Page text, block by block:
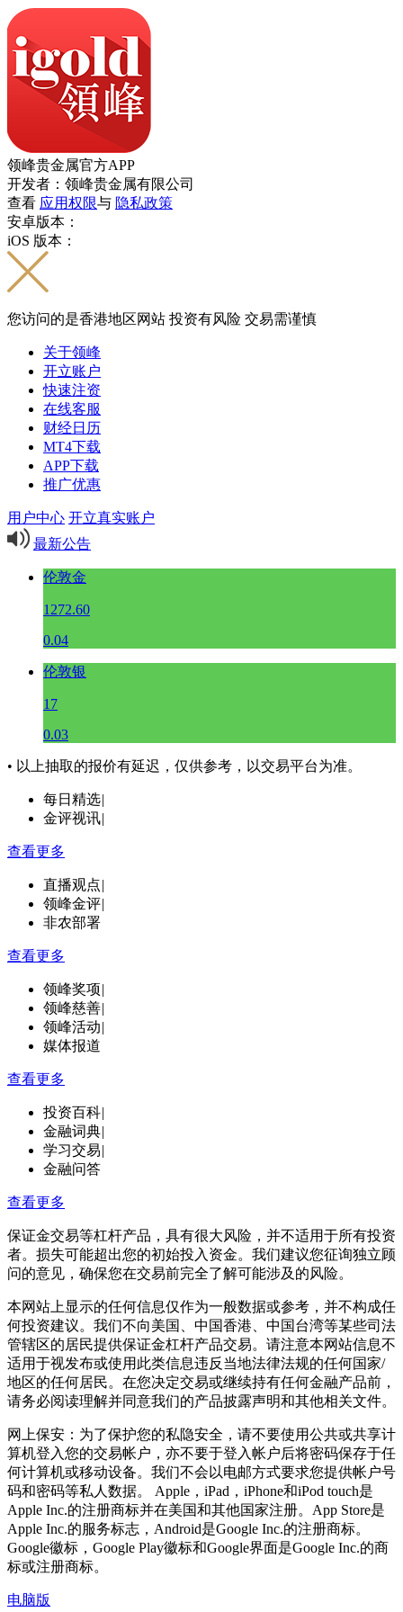
领峰贵金属官方APP
开发者：领峰贵金属有限公司
查看 应用权限与 隐私政策
安卓版本：
iOS 版本：
您访问的是香港地区网站 投资有风险 交易需谨慎
关于领峰
开立账户
快速注资
在线客服
财经日历
MT4下载
APP下载
推广优惠
用户中心 开立真实账户
最新公告
伦敦金
1272.60
0.04
伦敦银
17
0.03
• 以上抽取的报价有延迟，仅供参考，以交易平台为准。
每日精选|
金评视讯|
查看更多
直播观点|
领峰金评|
非农部署
查看更多
领峰奖项|
领峰慈善|
领峰活动|
媒体报道
查看更多
投资百科|
金融词典|
学习交易|
金融问答
查看更多
保证金交易等杠杆产品，具有很大风险，并不适用于所有投资
者。损失可能超出您的初始投入资金。我们建议您征询独立顾
问的意见，确保您在交易前完全了解可能涉及的风险。
本网站上显示的任何信息仅作为一般数据或参考，并不构成任
何投资建议。我们不向美国、中国香港、中国台湾等某些司法
管辖区的居民提供保证金杠杆产品交易。请注意本网站信息不
适用于视发布或使用此类信息违反当地法律法规的任何国家/
地区的任何居民。在您决定交易或继续持有任何金融产品前，
请务必阅读理解并同意我们的产品披露声明和其他相关文件。
网上保安：为了保护您的私隐安全，请不要使用公共或共享计
算机登入您的交易帐户，亦不要于登入帐户后将密码保存于任
何计算机或移动设备。我们不会以电邮方式要求您提供帐户号
码和密码等私人数据。 Apple，iPad，iPhone和iPod touch是
Apple Inc.的注册商标并在美国和其他国家注册。App Store是
Apple Inc.的服务标志，Android是Google Inc.的注册商标。
Google徽标，Google Play徽标和Google界面是Google Inc.的商
标或注册商标。
电脑版